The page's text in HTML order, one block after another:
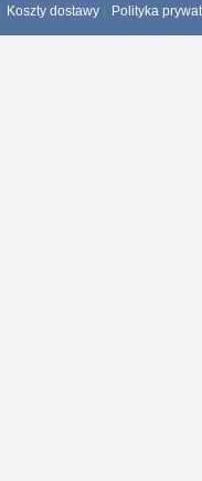
Koszty dostawy Polityka